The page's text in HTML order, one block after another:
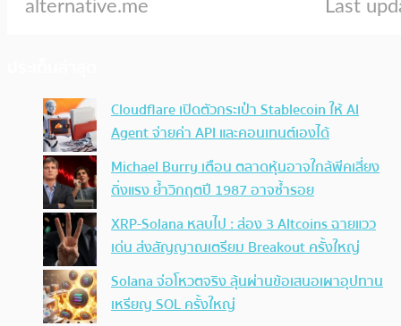
Cloudflare เปิดตัวกระเป๋า Stablecoin ให้ AI
Agent จ่ายค่า API และคอนเทนต์เองได้
Michael Burry เตือน ตลาดหุ้นอาจใกล้พีคเสี่ยง
ดิ่งแรง ย้ำวิกฤตปี 1987 อาจซ้ำรอย
XRP-Solana หลบไป : ส่อง 3 Altcoins ฉายแวว
เด่น ส่งสัญญาณเตรียม Breakout ครั้งใหญ่
Solana จ่อโหวตจริง ลุ้นผ่านข้อเสนอเผาอุปทาน
เหรียญ SOL ครั้งใหญ่